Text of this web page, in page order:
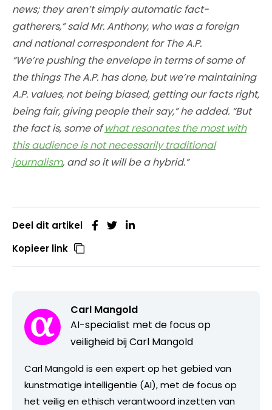
news; they aren’t simply automatic fact-
gatherers,” said Mr. Anthony, who was a foreign
and national correspondent for The A.P.
“We’re pushing the envelope in terms of some of
the things The A.P. has done, but we’re maintaining
A.P. values, not being biased, getting our facts right,
being fair, giving people their say,” he added. “But
the fact is, some ofwhat resonates the most with
this audience is not necessarily traditional
journalism, and so it will be a hybrid.”
Deel dit artikel
Kopieer link
Carl Mangold
AI-specialist met de focus op
veiligheid bij Carl Mangold
Carl Mangold is een expert op het gebied van
kunstmatige intelligentie (AI), met de focus op
het veilig en ethisch verantwoord inzetten van